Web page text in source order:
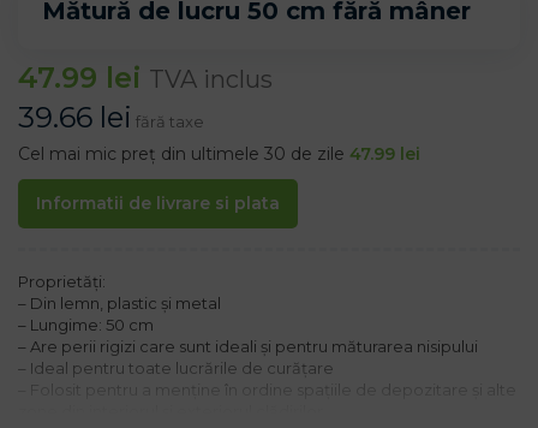
Mătură de lucru 50 cm fără mâner
47.99 lei TVA inclus
39.66 lei fără taxe
Cel mai mic preț din ultimele 30 de zile 47.99 lei
Informatii de livrare si plata
Proprietăți:
– Din lemn, plastic și metal
– Lungime: 50 cm
– Are perii rigizi care sunt ideali și pentru măturarea nisipului
– Ideal pentru toate lucrările de curățare
– Folosit pentru a menține în ordine spațiile de depozitare și alte